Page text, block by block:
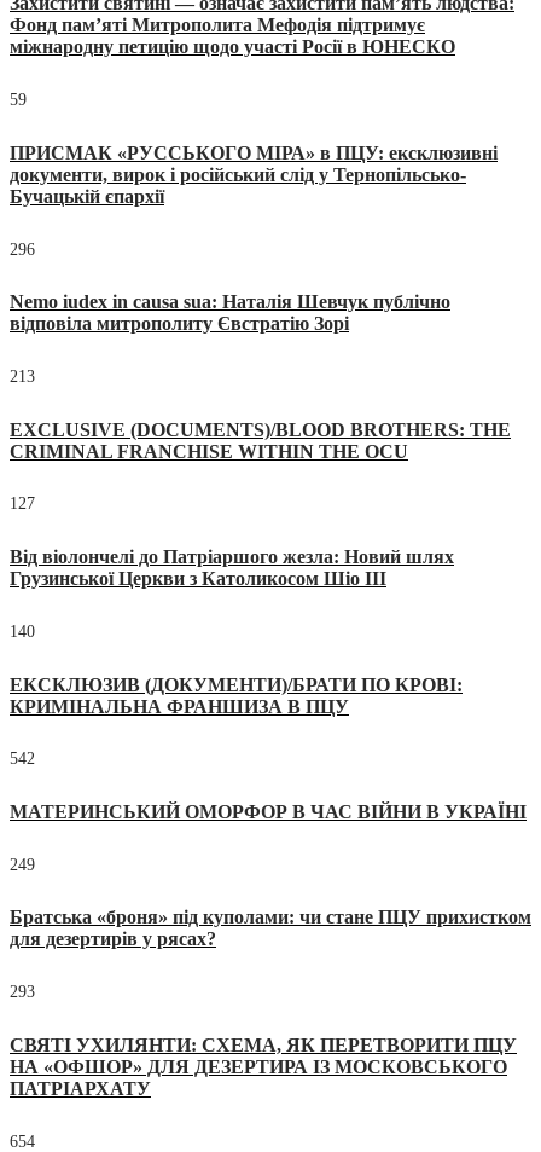
Фонд пам’яті Митрополита Мефодія підтримує
міжнародну петицію щодо участі Росії в ЮНЕСКО
59
ПРИСМАК «РУССЬКОГО МІРА» в ПЦУ: ексклюзивні
документи, вирок і російський слід у Тернопільсько-
Бучацькій єпархії
296
Nemo iudex in causa sua: Наталія Шевчук публічно
відповіла митрополиту Євстратію Зорі
213
EXCLUSIVE (DOCUMENTS)/BLOOD BROTHERS: THE
CRIMINAL FRANCHISE WITHIN THE OCU
127
Від віолончелі до Патріаршого жезла: Новий шлях
Грузинської Церкви з Католикосом Шіо III
140
ЕКСКЛЮЗИВ (ДОКУМЕНТИ)/БРАТИ ПО КРОВІ:
КРИМІНАЛЬНА ФРАНШИЗА В ПЦУ
542
МАТЕРИНСЬКИЙ ОМОРФОР В ЧАС ВІЙНИ В УКРАЇНІ
249
Братська «броня» під куполами: чи стане ПЦУ прихистком
для дезертирів у рясах?
293
СВЯТІ УХИЛЯНТИ: СХЕМА, ЯК ПЕРЕТВОРИТИ ПЦУ
НА «ОФШОР» ДЛЯ ДЕЗЕРТИРА ІЗ МОСКОВСЬКОГО
ПАТРІАРХАТУ
654